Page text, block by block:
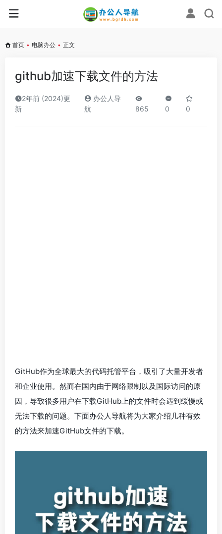
首页 • 电脑办公 • 正文
github加速下载文件的方法
2年前 (2024)更
新
办公人导
航
865 0 0
GitHub作为全球最大的代码托管平台，吸引了大量开发者
和企业使用。然而在国内由于网络限制以及国际访问的原
因，导致很多用户在下载GitHub上的文件时会遇到缓慢或
无法下载的问题。下面办公人导航将为大家介绍几种有效
的方法来加速GitHub文件的下载。